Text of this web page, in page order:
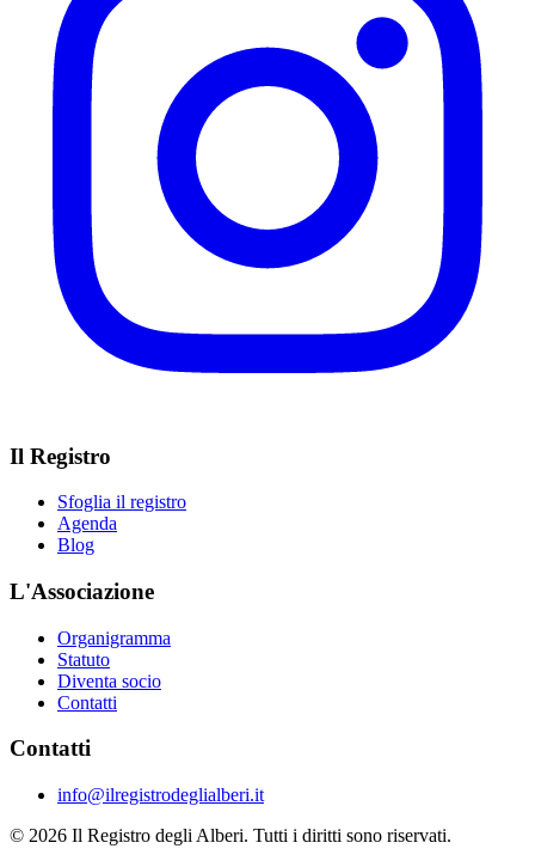
Il Registro
Sfoglia il registro
Agenda
Blog
L'Associazione
Organigramma
Statuto
Diventa socio
Contatti
Contatti
info@ilregistrodeglialberi.it
© 2026 Il Registro degli Alberi. Tutti i diritti sono riservati.